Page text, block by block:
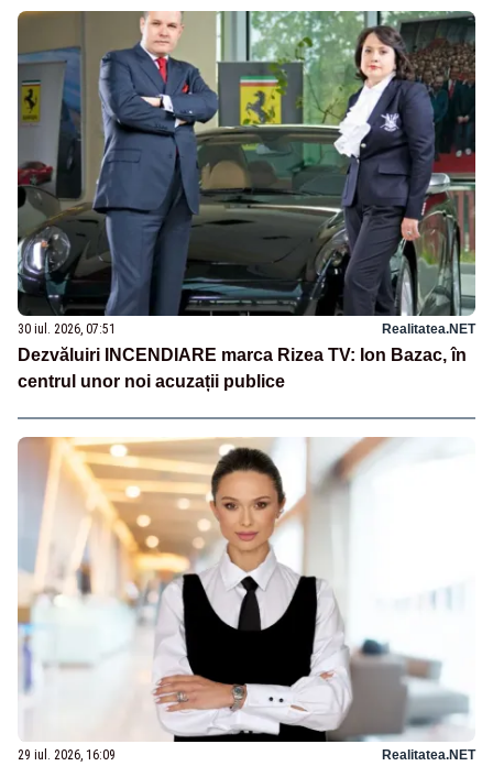
30 iul. 2026, 07:51 Realitatea.NET
Dezvăluiri INCENDIARE marca Rizea TV: Ion Bazac, în
centrul unor noi acuzații publice
29 iul. 2026, 16:09 Realitatea.NET